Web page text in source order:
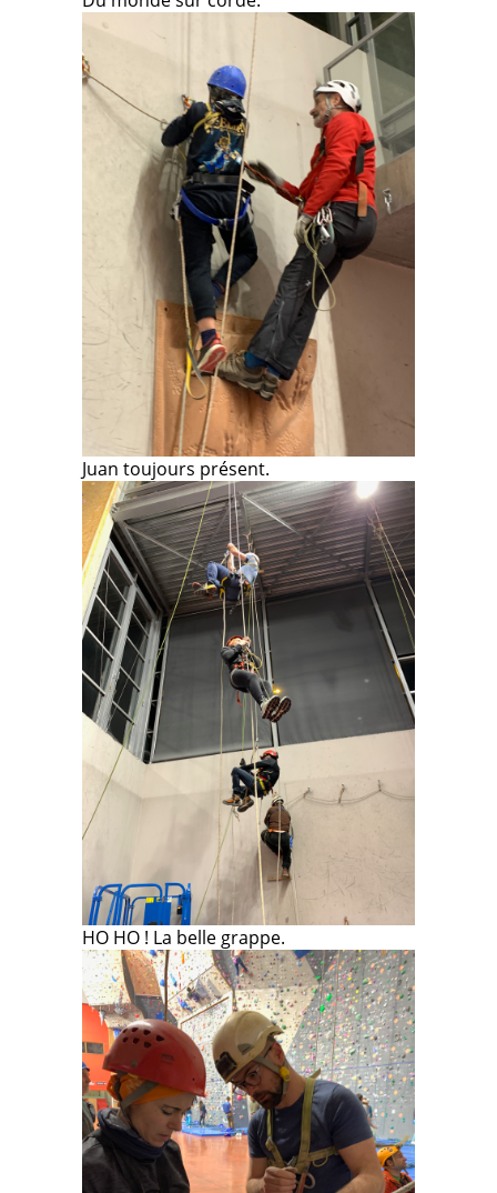
Juan toujours présent.
HO HO ! La belle grappe.